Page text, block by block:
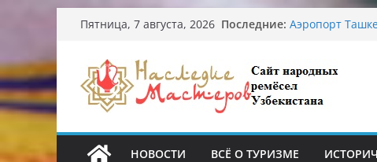
Перейти
содержимому
Пятница, 7 августа, 2026 Последние: Узбекские
Опасная диета
От знахарей до
Обрушение на
НОВОСТИ ВСЁ О ТУРИЗМЕ